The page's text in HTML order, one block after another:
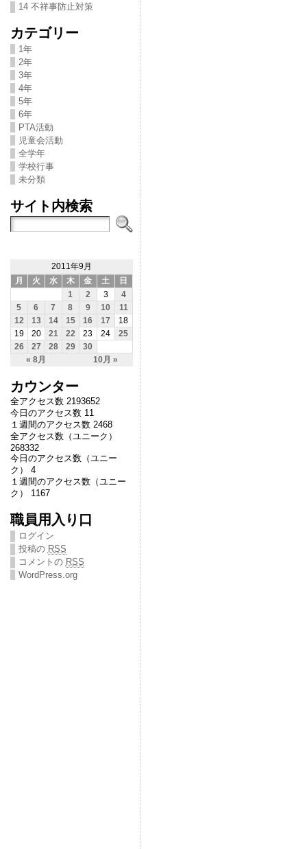
14 不祥事防止対策
カテゴリー
1年
2年
3年
4年
5年
6年
PTA活動
児童会活動
全学年
学校行事
未分類
サイト内検索
2011年9月
月
火 水 木 金 土 日
« 8月 10月 »
1 2 3
4
5
6 7 8 9 10
11
12
13 14 15 16 17
18
19
20 21 22 23 24
25
26
27 28 29 30
カウンター
全アクセス数 2193652
今日のアクセス数 11
１週間のアクセス数 2468
全アクセス数（ユニーク）
268332
今日のアクセス数（ユニー
ク） 4
１週間のアクセス数（ユニー
ク） 1167
職員用入り口
ログイン
投稿の RSS
コメントの RSS
WordPress.org